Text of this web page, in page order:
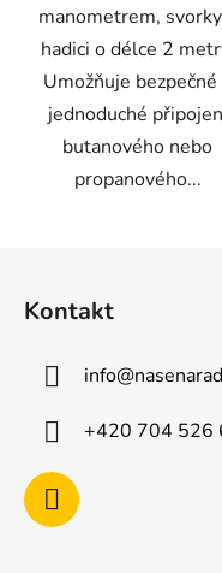
manometrem,
hadici o délce 2
Umožňuje bezpečné
jednoduché
butanového nebo
propanového...
Kontakt
info@
+420 704 526